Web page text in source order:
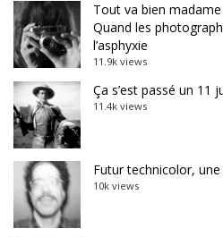
Tout va bien
Quand les
l’asphyxie
11.9k views
Ça s’est passé un 11
11.4k views
Futur technicolor,
10k views